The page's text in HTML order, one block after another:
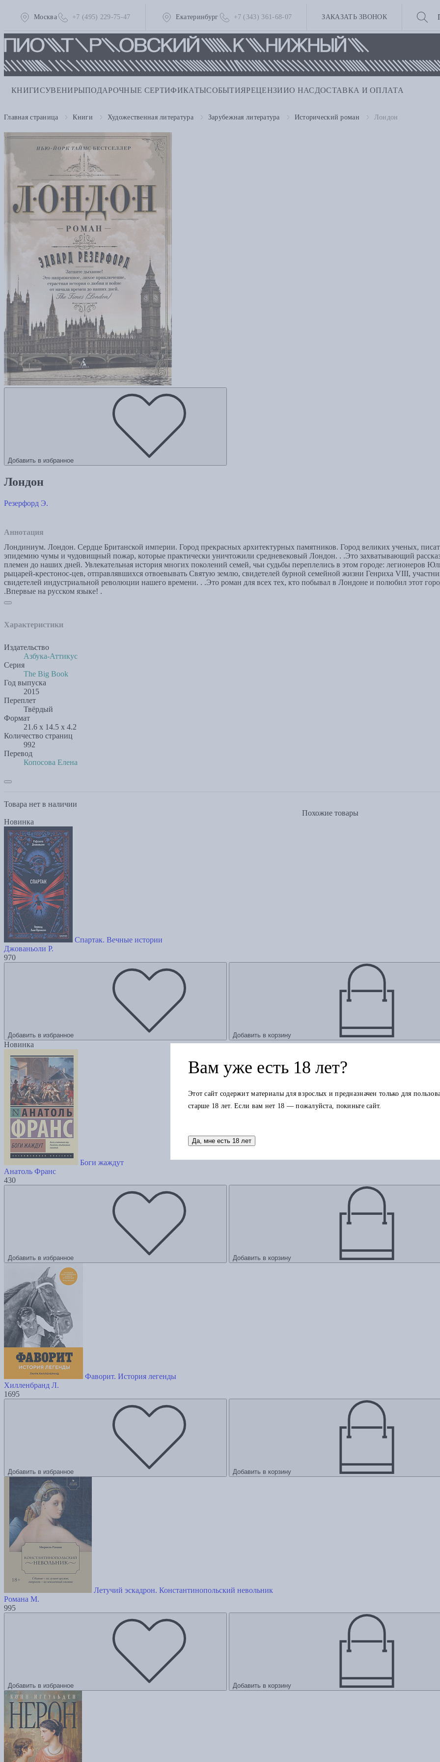
Москва +7 (495) 229-75-47 Екатеринбург +7 (343) 361-68-07 ЗАКАЗАТЬ ЗВОНОК
КНИГИСУВЕНИРЫПОДАРОЧНЫЕ СЕРТИФИКАТЫСОБЫТИЯРЕЦЕНЗИИО НАС ДОСТАВКА И ОПЛАТА
Главная страница Книги Художественная литература Зарубежная литература Исторический роман Лондон
Добавить в избранное
Лондон
Резерфорд Э.
Аннотация
Лондиниум. Лондон. Сердце Британской империи. Город прекрасных архитектурных памятников. Город великих ученых,
эпидемию чумы и чудовищный пожар, которые практически уничтожили средневековый Лондон. . .Это захватывающий
племен до наших дней. Увлекательная история многих поколений семей, чьи судьбы переплелись в этом городе: легионеров
рыцарей-крестонос-цев, отправлявшихся отвоевывать Святую землю, свидетелей бурной семейной жизни Генриха VIII,
свидетелей индустриальной революции нашего времени. . .Это роман для всех тех, кто побывал в Лондоне и полюбил этот
.Впервые на русском языке! .
Характеристики
Издательство
Азбука-Аттикус
Серия
The Big Book
Год выпуска
2015
Переплет
Твёрдый
Формат
21.6 x 14.5 x 4.2
Количество страниц
992
Перевод
Копосова Елена
Товара нет в наличии
Похожие товары
Новинка
Спартак. Вечные истории
Джованьоли Р.
970
Добавить в избранное Добавить в корзину
Новинка
Боги жаждут
Анатоль Франс
430
Добавить в избранное Добавить в корзину
Фаворит. История легенды
Хилленбранд Л.
1695
Добавить в избранное Добавить в корзину
Летучий эскадрон. Константинопольский невольник
Романа М.
995
Добавить в избранное Добавить в корзину
Вам уже есть 18 лет?
Этот сайт содержит материалы для взрослых и предназначен только для
старше 18 лет. Если вам нет 18 — пожалуйста, покиньте сайт.
Да, мне есть 18 лет